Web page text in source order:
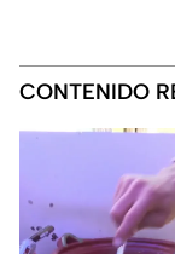
CONTENIDO